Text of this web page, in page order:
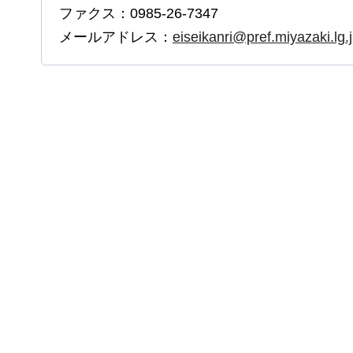
ファクス：0985-26-7347
メールアドレス：